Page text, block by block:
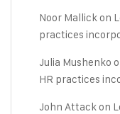
Noor Mallickon
practices
Julia Mushenko
HR practices
John Attackon